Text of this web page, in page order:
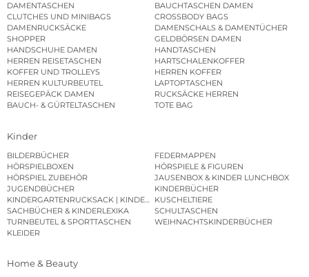
DAMENTASCHEN
BAUCHTASCHEN DAMEN
CLUTCHES UND MINIBAGS
CROSSBODY BAGS
DAMENRUCKSÄCKE
DAMENSCHALS & DAMENTÜCHER
SHOPPER
GELDBÖRSEN DAMEN
HANDSCHUHE DAMEN
HANDTASCHEN
HERREN REISETASCHEN
HARTSCHALENKOFFER
KOFFER UND TROLLEYS
HERREN KOFFER
HERREN KULTURBEUTEL
LAPTOPTASCHEN
REISEGEPÄCK DAMEN
RUCKSÄCKE HERREN
BAUCH- & GÜRTELTASCHEN
TOTE BAG
Kinder
BILDERBÜCHER
FEDERMAPPEN
HÖRSPIELBOXEN
HÖRSPIELE & FIGUREN
HÖRSPIEL ZUBEHÖR
JAUSENBOX & KINDER LUNCHBOX
JUGENDBÜCHER
KINDERBÜCHER
KINDERGARTENRUCKSACK | KINDERGARTENBEUTEL
KUSCHELTIERE
SACHBÜCHER & KINDERLEXIKA
SCHULTASCHEN
TURNBEUTEL & SPORTTASCHEN
WEIHNACHTSKINDERBÜCHER
KLEIDER
Home & Beauty